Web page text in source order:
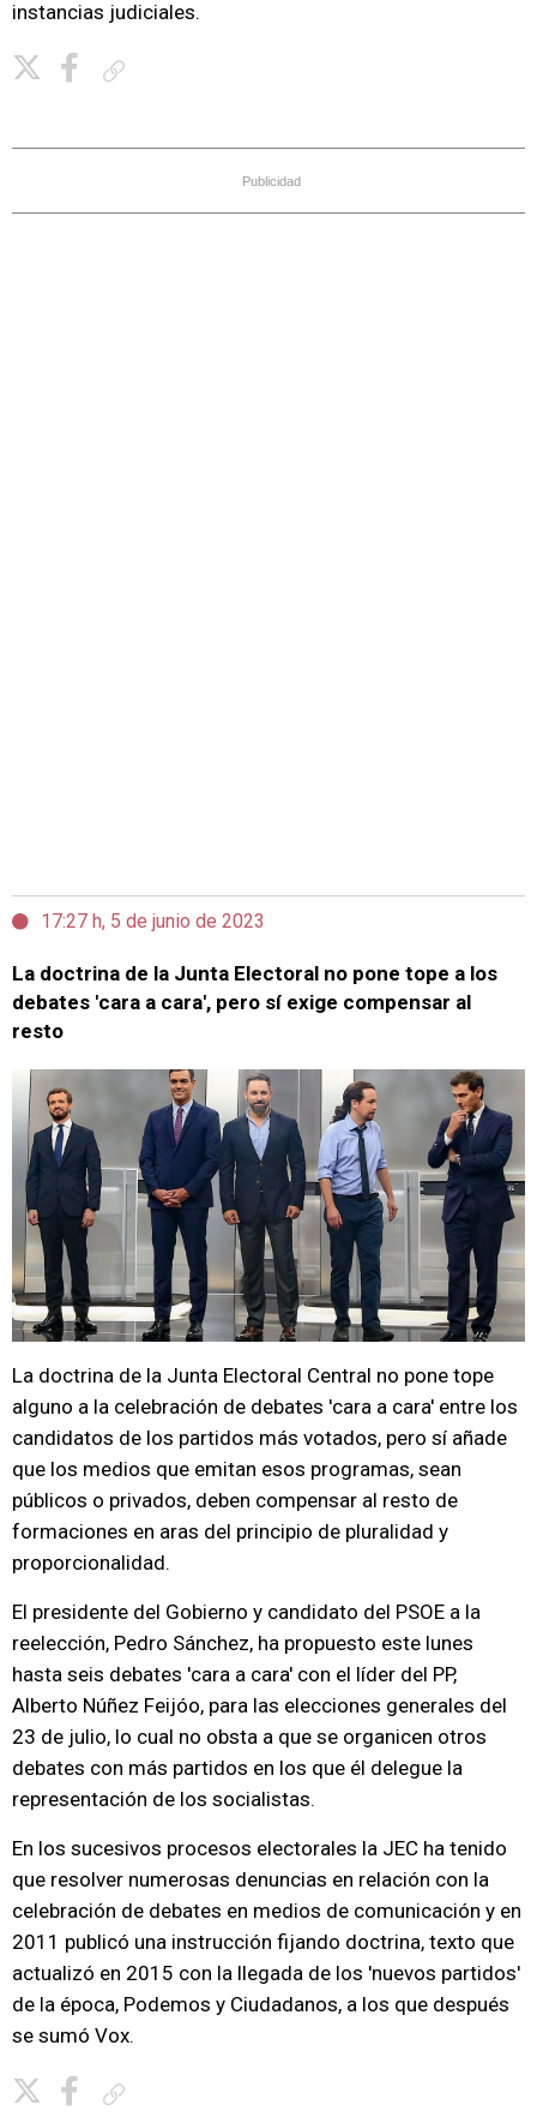
instancias judiciales.
Publicidad
17:27 h, 5 de junio de 2023
La doctrina de la Junta Electoral no pone tope a los
debates 'cara a cara', pero sí exige compensar al
resto
La doctrina de la Junta Electoral Central no pone tope
alguno a la celebración de debates 'cara a cara' entre los
candidatos de los partidos más votados, pero sí añade
que los medios que emitan esos programas, sean
públicos o privados, deben compensar al resto de
formaciones en aras del principio de pluralidad y
proporcionalidad.
El presidente del Gobierno y candidato del PSOE a la
reelección, Pedro Sánchez, ha propuesto este lunes
hasta seis debates 'cara a cara' con el líder del PP,
Alberto Núñez Feijóo, para las elecciones generales del
23 de julio, lo cual no obsta a que se organicen otros
debates con más partidos en los que él delegue la
representación de los socialistas.
En los sucesivos procesos electorales la JEC ha tenido
que resolver numerosas denuncias en relación con la
celebración de debates en medios de comunicación y en
2011 publicó una instrucción fijando doctrina, texto que
actualizó en 2015 con la llegada de los 'nuevos partidos'
de la época, Podemos y Ciudadanos, a los que después
se sumó Vox.